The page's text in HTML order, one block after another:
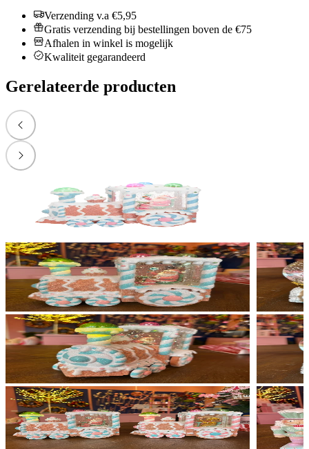
Verzending v.a €5,95
Gratis verzending bij bestellingen boven de €75
Afhalen in winkel is mogelijk
Kwaliteit gegarandeerd
Gerelateerde producten